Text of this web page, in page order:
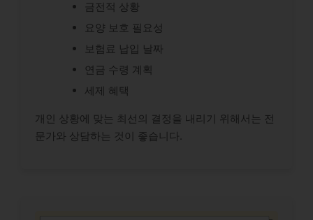
금전적 상황
요양 보호 필요성
보험료 납입 날짜
연금 수령 계획
세제 혜택
개인 상황에 맞는 최선의 결정을 내리기 위해서는 전
문가와 상담하는 것이 좋습니다.